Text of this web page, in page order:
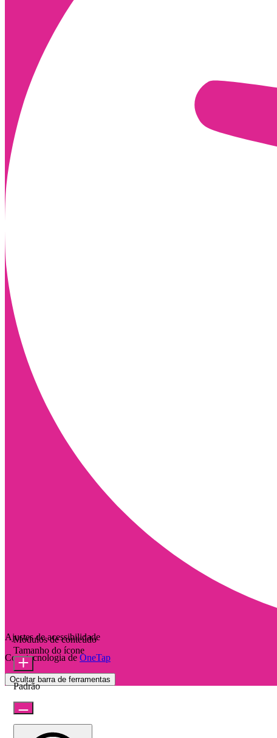
Ajustes de acessibilidade
Com tecnologia de OneTap
Ocultar barra de ferramentas
Módulos de conteúdo
Tamanho do ícone
Padrão